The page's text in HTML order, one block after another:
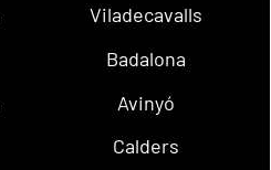
Viladecavalls
Badalona
Avinyó
Calders